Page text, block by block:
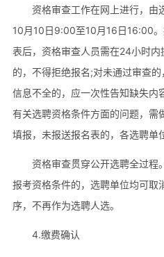
资格审查工作在网上进行，由
10月10日9:00至10月16日16:00
表后，资格审查人员需在24小时
的，不得拒绝报名;对未通过审查
信息不全的，应一次性告知缺失内
有关选聘资格条件方面的问题，需
填报，未报送报名表的，各选聘单
资格审查贯穿公开选聘全过程
报考资格条件的，选聘单位均可取
序，不再作为选聘人选。
4.缴费确认